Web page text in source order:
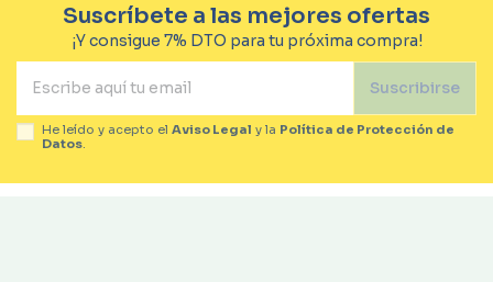
Suscríbete a las mejores ofertas
¡Y consigue 7% DTO para tu próxima compra!
Suscribirse
He leído y acepto el Aviso Legal y la Política de Protección de
Datos.